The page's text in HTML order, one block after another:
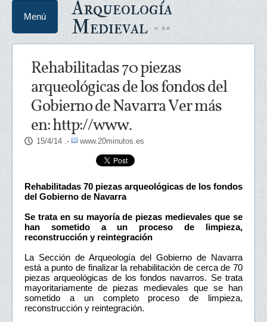
Arqueología
Medieval
Menú
Rehabilitadas 70 piezas
arqueológicas de los fondos del
Gobierno de Navarra Ver más
en: http://www.
15/4/14 .- www.20minutos.es
Rehabilitadas 70 piezas arqueológicas de los fondos
del Gobierno de Navarra
Se trata en su mayoría de piezas medievales que se
han sometido a un proceso de limpieza,
reconstrucción y reintegración
La Sección de Arqueología del Gobierno de Navarra
está a punto de finalizar la rehabilitación de cerca de 70
piezas arqueológicas de los fondos navarros. Se trata
mayoritariamente de piezas medievales que se han
sometido a un completo proceso de limpieza,
reconstrucción y reintegración.